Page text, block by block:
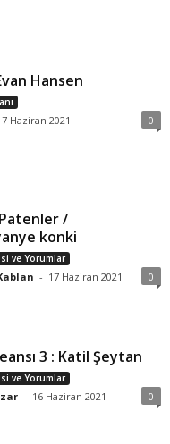
Hansen
Haziran 2021 0
/
konki
ve Yorumlar
- 17 Haziran 2021 0
3 : Katil Şeytan
ve Yorumlar
- 16 Haziran 2021 0